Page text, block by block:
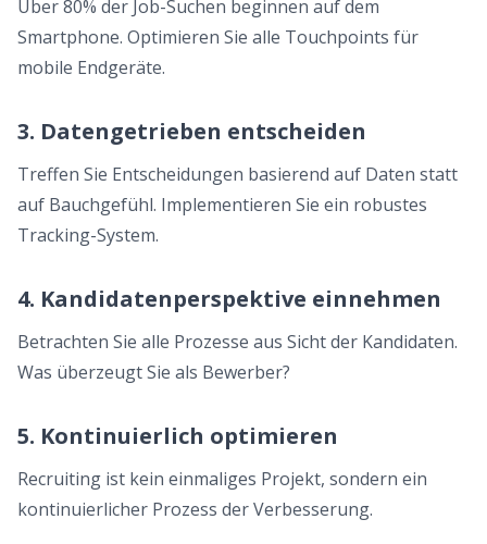
Über 80% der Job-Suchen beginnen auf dem
Smartphone. Optimieren Sie alle Touchpoints für
mobile Endgeräte.
3. Datengetrieben entscheiden
Treffen Sie Entscheidungen basierend auf Daten statt
auf Bauchgefühl. Implementieren Sie ein robustes
Tracking-System.
4. Kandidatenperspektive einnehmen
Betrachten Sie alle Prozesse aus Sicht der Kandidaten.
Was überzeugt Sie als Bewerber?
5. Kontinuierlich optimieren
Recruiting ist kein einmaliges Projekt, sondern ein
kontinuierlicher Prozess der Verbesserung.